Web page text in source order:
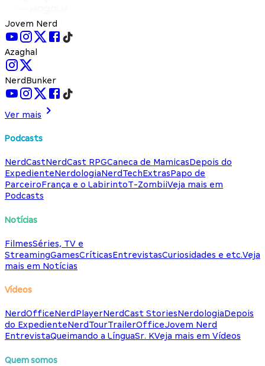
Jovem Nerd
Azaghal
NerdBunker
Ver mais
Podcasts
NerdCastNerdCast RPGCaneca de MamicasDepois do
ExpedienteNerdologiaNerdTechExtrasPapo de
ParceiroFrança e o LabirintoT-ZombiiVeja mais em
Podcasts
Notícias
FilmesSéries, TV e
StreamingGamesCríticasEntrevistasCuriosidades e etc.Veja
mais em Notícias
Vídeos
NerdOfficeNerdPlayerNerdCast StoriesNerdologiaDepois
do ExpedienteNerdTourTrailerOfficeJovem Nerd
EntrevistaQueimando a LínguaSr. KVeja mais em Vídeos
Quem somos